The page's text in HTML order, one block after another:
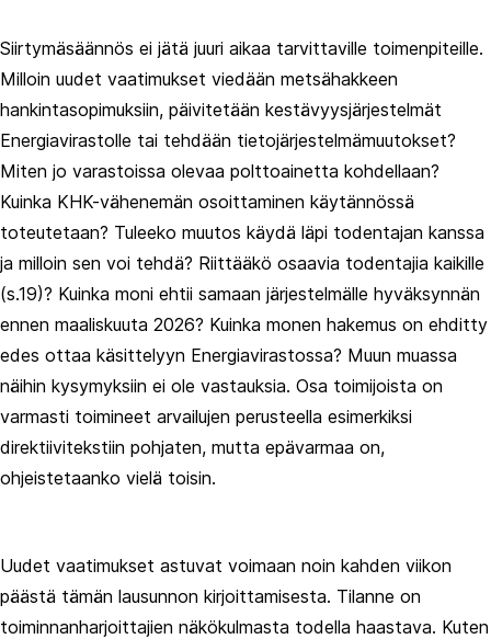
Siirtymäsäännös ei jätä juuri aikaa tarvittaville toimenpiteille.
Milloin uudet vaatimukset viedään metsähakkeen
hankintasopimuksiin, päivitetään kestävyysjärjestelmät
Energiavirastolle tai tehdään tietojärjestelmämuutokset?
Miten jo varastoissa olevaa polttoainetta kohdellaan?
Kuinka KHK-vähenemän osoittaminen käytännössä
toteutetaan? Tuleeko muutos käydä läpi todentajan kanssa
ja milloin sen voi tehdä? Riittääkö osaavia todentajia kaikille
(s.19)? Kuinka moni ehtii samaan järjestelmälle hyväksynnän
ennen maaliskuuta 2026? Kuinka monen hakemus on ehditty
edes ottaa käsittelyyn Energiavirastossa? Muun muassa
näihin kysymyksiin ei ole vastauksia. Osa toimijoista on
varmasti toimineet arvailujen perusteella esimerkiksi
direktiivitekstiin pohjaten, mutta epävarmaa on,
ohjeistetaanko vielä toisin.
Uudet vaatimukset astuvat voimaan noin kahden viikon
päästä tämän lausunnon kirjoittamisesta. Tilanne on
toiminnanharjoittajien näkökulmasta todella haastava. Kuten